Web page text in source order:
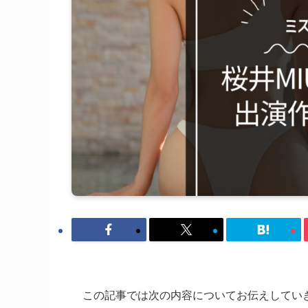
この記事では次の内容についてお伝えしてい